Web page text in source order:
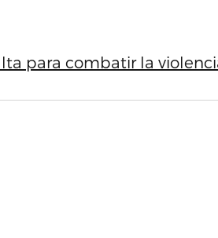
para combatir la